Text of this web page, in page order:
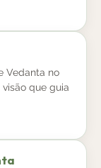
Vedanta no
que guia